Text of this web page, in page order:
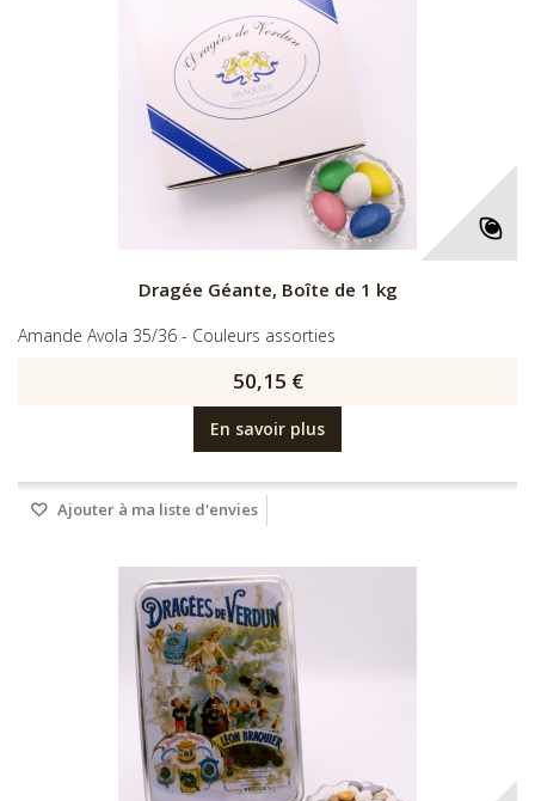
Dragée Géante, Boîte de 1 kg
Amande Avola 35/36 - Couleurs assorties
50,15 €
En savoir plus
Ajouter à ma liste d'envies